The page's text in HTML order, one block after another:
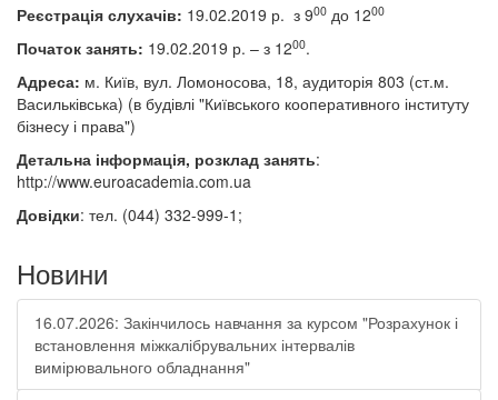
Реєстрація слухачів: 19.02.2019 р. з 900 до 1200
Початок занять: 19.02.2019 р. – з 1200.
Адреса: м. Київ, вул. Ломоносова, 18, аудиторія 803 (ст.м.
Васильківська) (в будівлі "Київського кооперативного інституту
бізнесу і права")
Детальна інформація, розклад занять:
http://www.euroacademia.com.ua
Довідки: тел. (044) 332-999-1;
Новини
16.07.2026: Закінчилось навчання за курсом "Розрахунок і
встановлення міжкалібрувальних інтервалів
вимірювального обладнання"